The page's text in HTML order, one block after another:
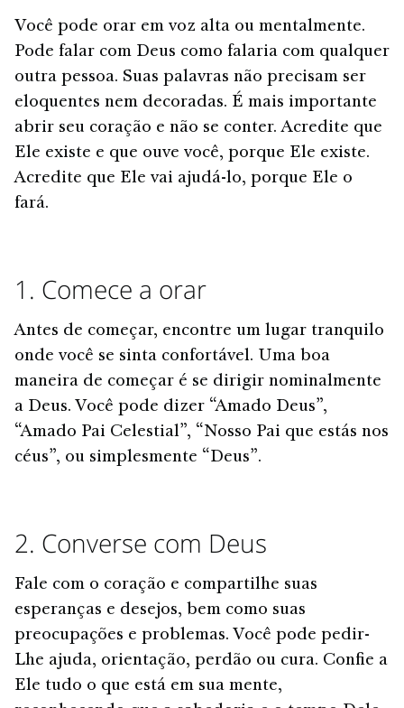
Você pode orar em voz alta ou mentalmente.
Pode falar com Deus como falaria com qualquer
outra pessoa. Suas palavras não precisam ser
eloquentes nem decoradas. É mais importante
abrir seu coração e não se conter. Acredite que
Ele existe e que ouve você, porque Ele existe.
Acredite que Ele vai ajudá-lo, porque Ele o
fará.
1. Comece a orar
Antes de começar, encontre um lugar tranquilo
onde você se sinta confortável. Uma boa
maneira de começar é se dirigir nominalmente
a Deus. Você pode dizer “Amado Deus”,
“Amado Pai Celestial”, “Nosso Pai que estás nos
céus”, ou simplesmente “Deus”.
2. Converse com Deus
Fale com o coração e compartilhe suas
esperanças e desejos, bem como suas
preocupações e problemas. Você pode pedir-
Lhe ajuda, orientação, perdão ou cura. Confie a
Ele tudo o que está em sua mente,